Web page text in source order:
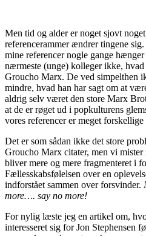
Men tid og alder er noget sjovt
referencerammer ændrer tingene
mine referencer nogle gange
nærmeste (unge) kolleger ikke,
Groucho Marx. De ved simpelthen
mindre, hvad han har sagt om at
aldrig selv været den store Marx
at de er røget ud i popkulturens
vores referencer er meget
Det er som sådan ikke det store
Groucho Marx citater, men vi mister
bliver mere og mere fragmenteret i
Fællesskabsfølelsen over en
indforstået sammen over forsvinder.
more…. say no more!
For nylig læste jeg en artikel om,
interesseret sig for Jon Stephensen